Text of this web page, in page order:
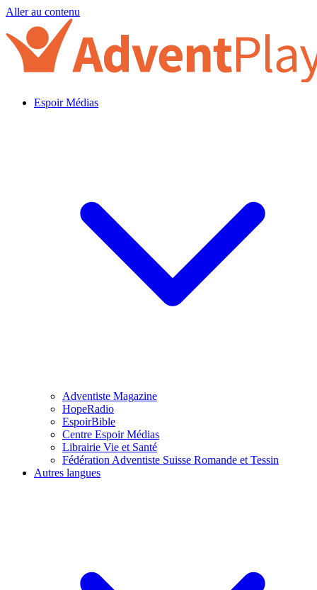
Aller au contenu
Espoir Médias
Adventiste Magazine
HopeRadio
EspoirBible
Centre Espoir Médias
Librairie Vie et Santé
Fédération Adventiste Suisse Romande et Tessin
Autres langues